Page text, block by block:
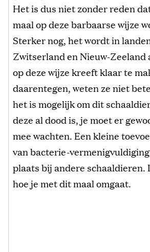
Het is dus niet zonder reden
maal op deze barbaarse wijze
Sterker nog, het wordt in
Zwitserland en Nieuw-Zeeland
op deze wijze kreeft klaar te
daarentegen, weten ze niet
het is mogelijk om dit
deze al dood is, je moet er
mee wachten. Een kleine
van bacterie-
plaats bij andere schaaldieren.
hoe je met dit maal omgaat.